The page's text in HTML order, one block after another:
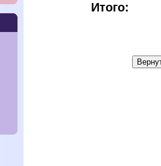
Итого: